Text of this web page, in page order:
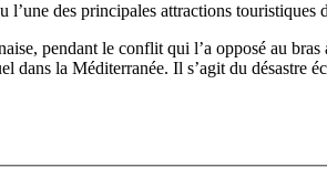
des principales attractions touristiques
pendant le conflit qui l’a opposé au
la Méditerranée. Il s’agit du